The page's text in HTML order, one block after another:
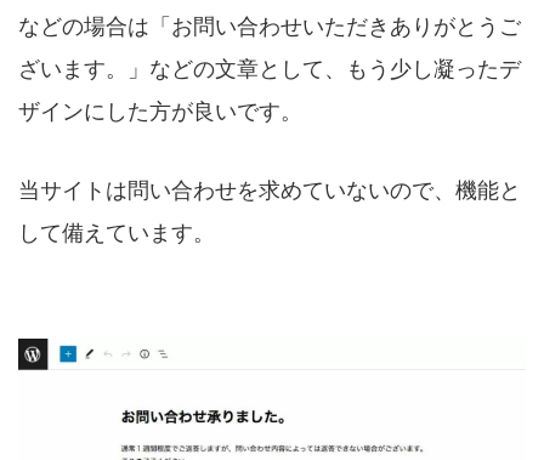
などの場合は「お問い合わせいただきありがとうご
ざいます。」などの文章として、もう少し凝ったデ
ザインにした方が良いです。
当サイトは問い合わせを求めていないので、機能と
して備えています。